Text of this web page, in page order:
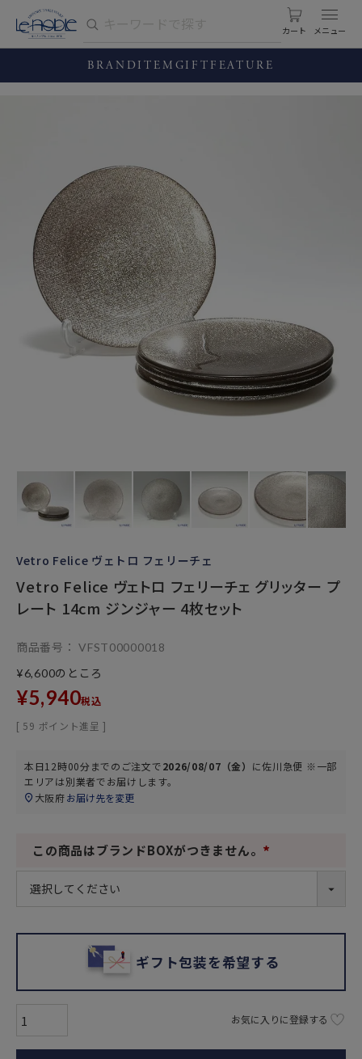
カート
BRANDITEM GIFT FEATURE
Vetro Felice ヴェトロ フェリーチェ
Vetro Felice ヴェトロ フェリーチェ グリッター プ
レート 14cm ジンジャー 4枚セット
商品番号
VFST00000018
¥6,600のところ
¥5,940税込
[ 59 ポイント進呈 ]
本日12時00分までのご注文で2026/08/07（金） に佐川急便 ※一部
エリアは別業者でお届けします。
大阪府お届け先を変更
この商品はブランドBOXがつきません。
ギフト包装を希望する
お気に入りに登録する